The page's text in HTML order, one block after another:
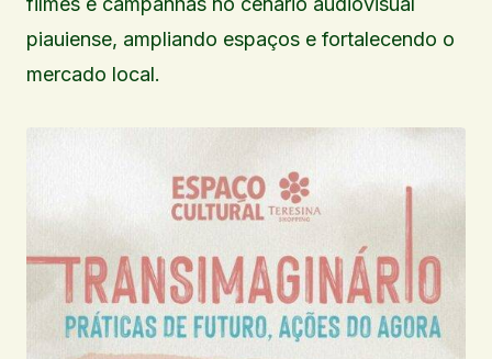
piauiense, ampliando espaços e fortalecendo o
mercado local.